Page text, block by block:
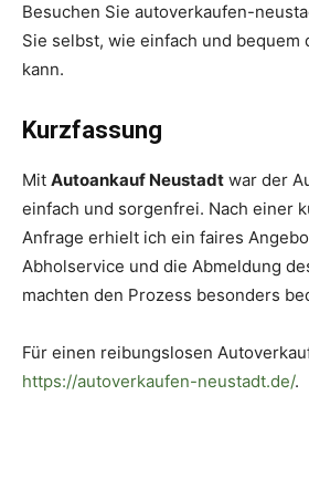
Besuchen Sie autoverkaufen-
Sie selbst, wie einfach und bequem
kann.
Kurzfassung
Mit Autoankauf Neustadt war der
einfach und sorgenfrei. Nach einer
Anfrage erhielt ich ein faires
Abholservice und die Abmeldung
machten den Prozess besonders
Für einen reibungslosen
https://autoverkaufen-neustadt.de/.